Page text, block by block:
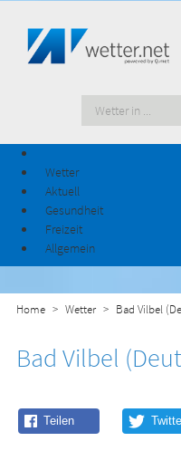
Wetter
Aktuell
Gesundheit
Freizeit
Allgemein
Home Wetter Bad Vilbel
Bad Vilbel